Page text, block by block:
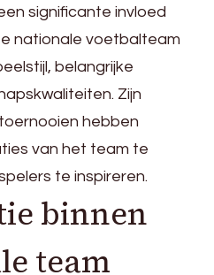
significante invloed
nationale voetbalteam
belangrijke
Zijn
hebben
van het team te
te inspireren.
binnen
team